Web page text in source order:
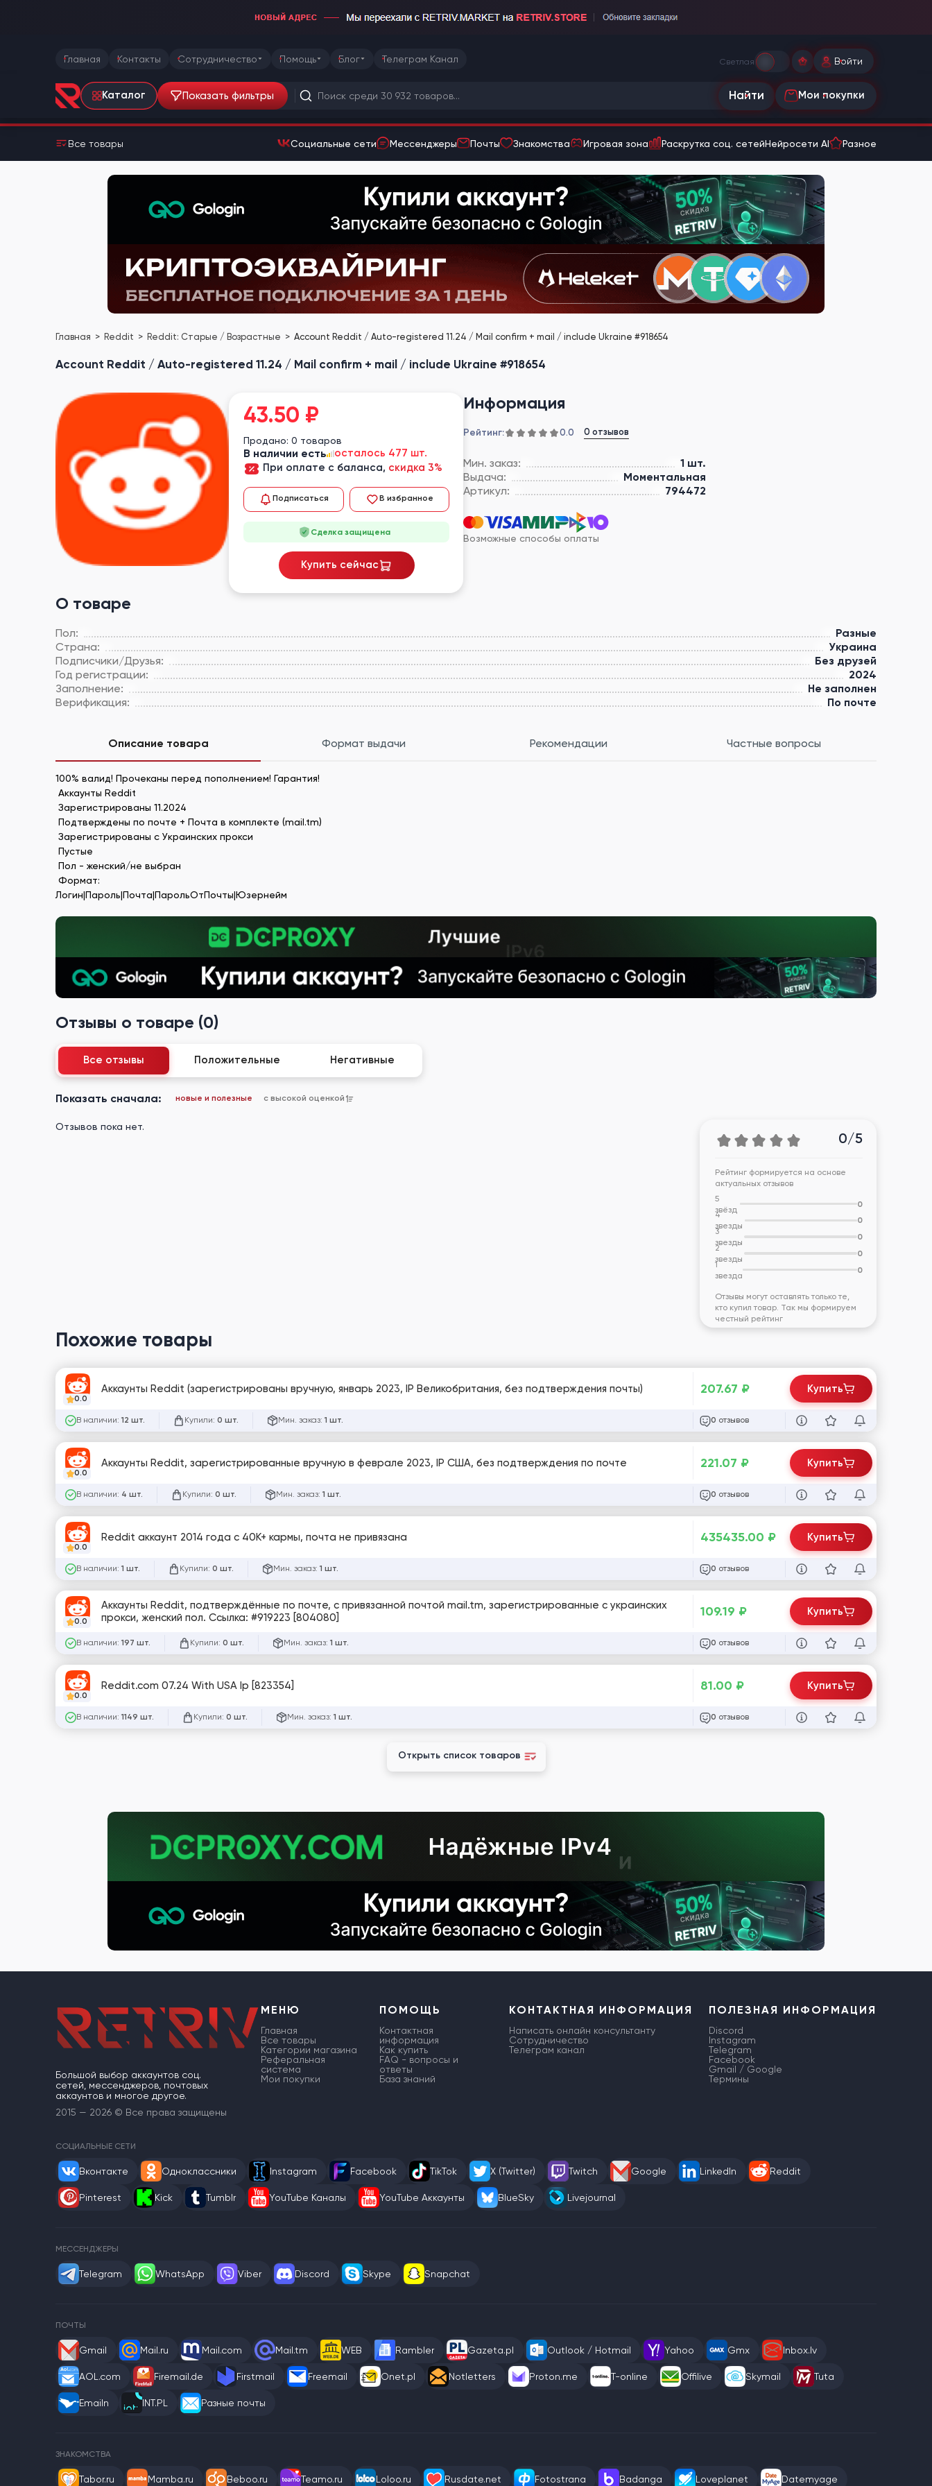
Главная Контакты Сотрудничество Помощь Блог Телеграм Канал Светлая Войти
Каталог Показать фильтры Найти Мои покупки
Все товары Социальные сети Мессенджеры Почты Знакомства Игровая зона Раскрутка соц. сетейНейросети AI Разное
Главная Reddit Reddit: Старые / Возрастные Account Reddit / Auto-registered 11.24 / Mail confirm + mail / include Ukraine #918654
Account Reddit / Auto-registered 11.24 / Mail confirm + mail / include Ukraine #918654
Информация
Рейтинг: 0.0 0 отзывов
Мин. заказ:
1 шт.
Выдача:
Моментальная
Артикул:
794472
Возможные способы оплаты
О товаре
Пол:
Разные
Страна:
Украина
Подписчики/Друзья:
Без друзей
Год регистрации:
2024
Заполнение:
Не заполнен
Верификация:
По почте
43.50 ₽
Продано: 0 товаров
В наличии есть
осталось 477 шт.
При оплате с баланса, скидка 3%
Подписаться В избранное
Сделка защищена
Купить сейчас
Описание товара Формат выдачи Рекомендации Частные вопросы
100% валид! Прочеканы перед пополнением! Гарантия!
Аккаунты Reddit
Зарегистрированы 11.2024
Подтверждены по почте + Почта в комплекте (mail.tm)
Зарегистрированы с Украинских прокси
Пустые
Пол - женский/не выбран
Формат:
Логин|Пароль|Почта|ПарольОтПочты|Юзернейм
Отзывы о товаре (0)
Все отзывы Положительные Негативные
Показать сначала: новые и полезные с высокой оценкой
Отзывов пока нет.
0/5
Рейтинг формируется на основе
актуальных отзывов
5
звёзд
0
4
звезды
0
3
звезды
0
2
звезды
0
1
звезда
0
Отзывы могут оставлять только те,
кто купил товар. Так мы формируем
честный рейтинг
Похожие товары
0.0
Аккаунты Reddit (зарегистрированы вручную, январь 2023, IP Великобритания, без подтверждения почты)
В наличии: 12 шт. Купили: 0 шт. Мин. заказ: 1 шт.
207.67 ₽
0 отзывов
Купить
0.0
Аккаунты Reddit, зарегистрированные вручную в феврале 2023, IP США, без подтверждения по почте
В наличии: 4 шт. Купили: 0 шт. Мин. заказ: 1 шт.
221.07 ₽
0 отзывов
Купить
0.0
Reddit аккаунт 2014 года с 40К+ кармы, почта не привязана
В наличии: 1 шт. Купили: 0 шт. Мин. заказ: 1 шт.
435435.00 ₽
0 отзывов
Купить
0.0
Аккаунты Reddit, подтверждённые по почте, с привязанной почтой mail.tm, зарегистрированные с украинских
прокси, женский пол. Ссылка: #919223 [804080]
В наличии: 197 шт. Купили: 0 шт. Мин. заказ: 1 шт.
109.19 ₽
0 отзывов
Купить
0.0
Reddit.com 07.24 With USA Ip [823354]
В наличии: 1149 шт. Купили: 0 шт. Мин. заказ: 1 шт.
81.00 ₽
0 отзывов
Купить
Открыть список товаров
Большой выбор аккаунтов соц.
сетей, мессенджеров, почтовых
аккаунтов и многое другое.
2015 — 2026 © Все права защищены
МЕНЮ
Главная
Все товары
Категории магазина
Реферальная
система
Мои покупки
ПОМОЩЬ
Контактная
информация
Как купить
FAQ - вопросы и
ответы
База знаний
КОНТАКТНАЯ ИНФОРМАЦИЯ
Написать онлайн консультанту
Сотрудничество
Телеграм канал
ПОЛЕЗНАЯ ИНФОРМАЦИЯ
Discord
Instagram
Telegram
Facebook
Gmail / Google
Термины
СОЦИАЛЬНЫЕ СЕТИ
Вконтакте Одноклассники Instagram Facebook TikTok X (Twitter) Twitch Google LinkedIn Reddit
Pinterest Kick Tumblr YouTube Каналы YouTube Аккаунты BlueSky Livejournal
МЕССЕНДЖЕРЫ
Telegram WhatsApp Viber Discord Skype Snapchat
ПОЧТЫ
Gmail Mail.ru Mail.com Mail.tm WEB Rambler Gazeta.pl Outlook / Hotmail Yahoo Gmx Inbox.lv
AOL.com Firemail.de Firstmail Freemail Onet.pl Notletters Proton.me T-online Offilive Skymail Tuta
Emailn INT.PL Разные почты
ЗНАКОМСТВА
Tabor.ru Mamba.ru Beboo.ru Teamo.ru Loloo.ru Rusdate.net Fotostrana Badanga Loveplanet Datemyage